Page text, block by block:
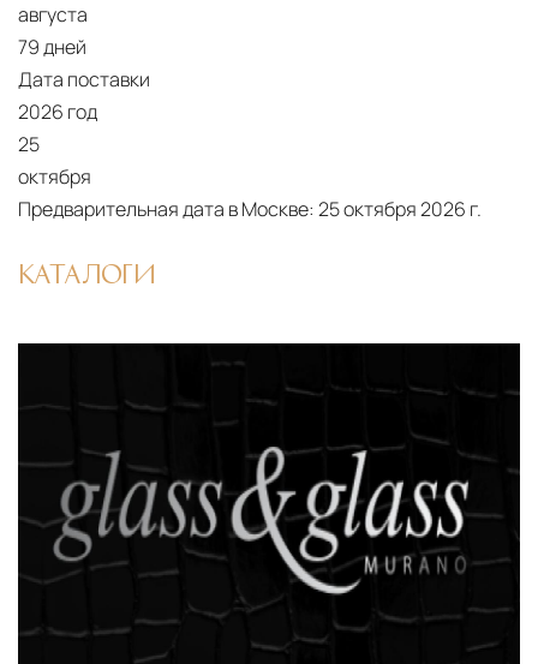
августа
79 дней
Дата поставки
2026 год
25
октября
Предварительная дата в Москве: 25 октября 2026 г.
КАТАЛОГИ